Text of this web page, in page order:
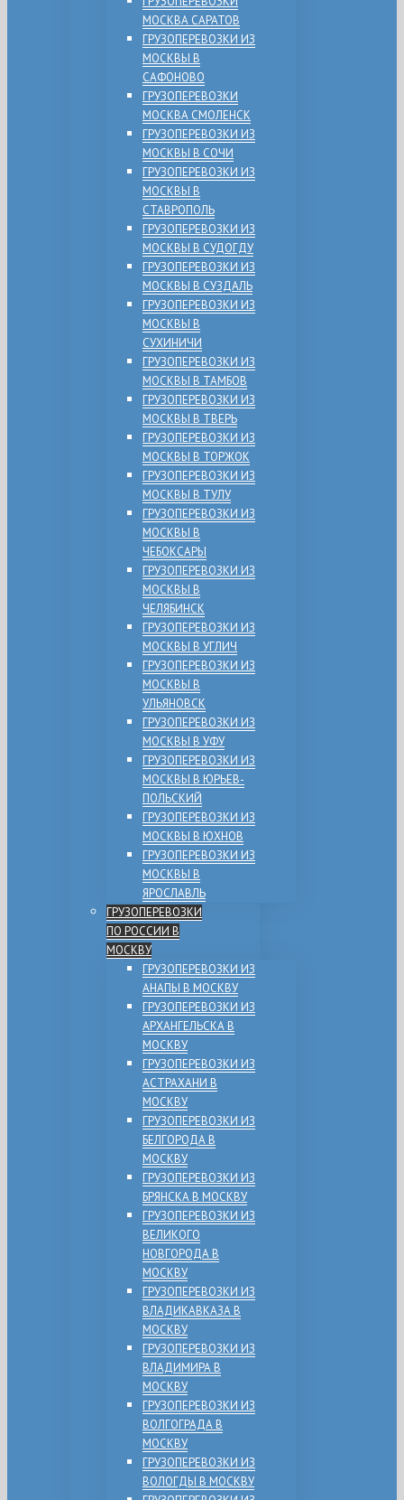
МОСКВА САРАТОВ
ГРУЗОПЕРЕВОЗКИ ИЗ
МОСКВЫ В
САФОНОВО
ГРУЗОПЕРЕВОЗКИ
МОСКВА СМОЛЕНСК
ГРУЗОПЕРЕВОЗКИ ИЗ
МОСКВЫ В СОЧИ
ГРУЗОПЕРЕВОЗКИ ИЗ
МОСКВЫ В
СТАВРОПОЛЬ
ГРУЗОПЕРЕВОЗКИ ИЗ
МОСКВЫ В СУДОГДУ
ГРУЗОПЕРЕВОЗКИ ИЗ
МОСКВЫ В СУЗДАЛЬ
ГРУЗОПЕРЕВОЗКИ ИЗ
МОСКВЫ В
СУХИНИЧИ
ГРУЗОПЕРЕВОЗКИ ИЗ
МОСКВЫ В ТАМБОВ
ГРУЗОПЕРЕВОЗКИ ИЗ
МОСКВЫ В ТВЕРЬ
ГРУЗОПЕРЕВОЗКИ ИЗ
МОСКВЫ В ТОРЖОК
ГРУЗОПЕРЕВОЗКИ ИЗ
МОСКВЫ В ТУЛУ
ГРУЗОПЕРЕВОЗКИ ИЗ
МОСКВЫ В
ЧЕБОКСАРЫ
ГРУЗОПЕРЕВОЗКИ ИЗ
МОСКВЫ В
ЧЕЛЯБИНСК
ГРУЗОПЕРЕВОЗКИ ИЗ
МОСКВЫ В УГЛИЧ
ГРУЗОПЕРЕВОЗКИ ИЗ
МОСКВЫ В
УЛЬЯНОВСК
ГРУЗОПЕРЕВОЗКИ ИЗ
МОСКВЫ В УФУ
ГРУЗОПЕРЕВОЗКИ ИЗ
МОСКВЫ В ЮРЬЕВ-
ПОЛЬСКИЙ
ГРУЗОПЕРЕВОЗКИ ИЗ
МОСКВЫ В ЮХНОВ
ГРУЗОПЕРЕВОЗКИ ИЗ
МОСКВЫ В
ЯРОСЛАВЛЬ
ГРУЗОПЕРЕВОЗКИ
ПО РОССИИ В
МОСКВУ
ГРУЗОПЕРЕВОЗКИ ИЗ
АНАПЫ В МОСКВУ
ГРУЗОПЕРЕВОЗКИ ИЗ
АРХАНГЕЛЬСКА В
МОСКВУ
ГРУЗОПЕРЕВОЗКИ ИЗ
АСТРАХАНИ В
МОСКВУ
ГРУЗОПЕРЕВОЗКИ ИЗ
БЕЛГОРОДА В
МОСКВУ
ГРУЗОПЕРЕВОЗКИ ИЗ
БРЯНСКА В МОСКВУ
ГРУЗОПЕРЕВОЗКИ ИЗ
ВЕЛИКОГО
НОВГОРОДА В
МОСКВУ
ГРУЗОПЕРЕВОЗКИ ИЗ
ВЛАДИКАВКАЗА В
МОСКВУ
ГРУЗОПЕРЕВОЗКИ ИЗ
ВЛАДИМИРА В
МОСКВУ
ГРУЗОПЕРЕВОЗКИ ИЗ
ВОЛГОГРАДА В
МОСКВУ
ГРУЗОПЕРЕВОЗКИ ИЗ
ВОЛОГДЫ В МОСКВУ